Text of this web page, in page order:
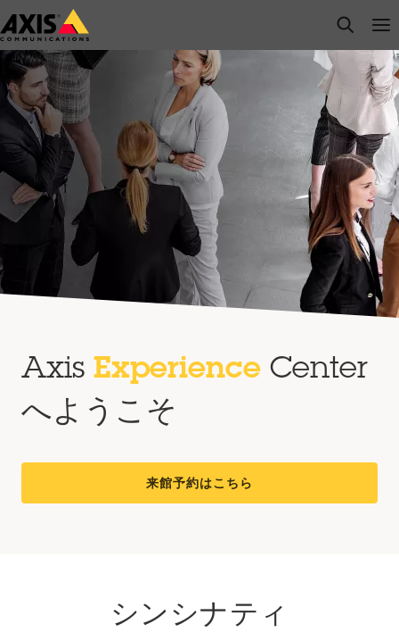
メ
イ
ン
コ
ン
ン
ツ
に
ス
ッ
プ
open
Axis Experience Center
へようこそ
来館予約はこちら
シンシナティ